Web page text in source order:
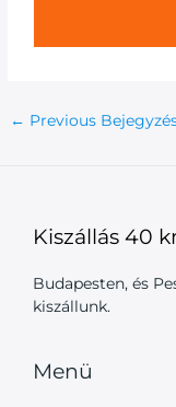
← Previous
Kiszállás 40
Budapesten, és
kiszállunk.
Menü